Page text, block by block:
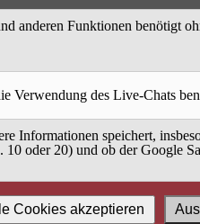
anderen Funktionen benötigt
Verwendung des Live-Chats
Informationen speichert,
oder 20) und ob der Google
Cookies akzeptieren